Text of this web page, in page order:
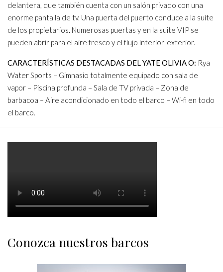
delantera, que también cuenta con un salón privado con una
enorme pantalla de tv. Una puerta del puerto conduce a la suite
de los propietarios. Numerosas puertas y en la suite VIP se
pueden abrir para el aire fresco y el flujo interior-exterior.
CARACTERÍSTICAS DESTACADAS DEL YATE OLIVIA O: Rya
Water Sports – Gimnasio totalmente equipado con sala de
vapor – Piscina profunda – Sala de TV privada – Zona de
barbacoa – Aire acondicionado en todo el barco – Wi-fi en todo
el barco.
Conozca nuestros barcos